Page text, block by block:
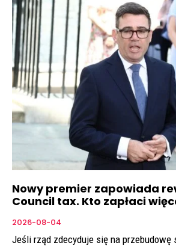
Nowy premier zapowiada
Council tax. Kto zapłaci
2026-08-04
Jeśli rząd zdecyduje się na przebudowę